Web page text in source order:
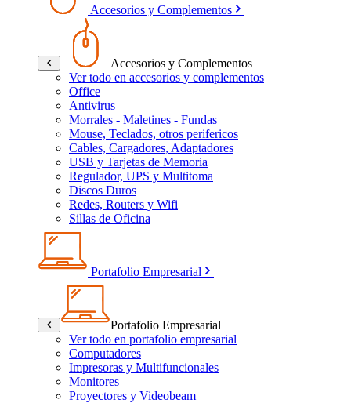
Accesorios y Complementos
Accesorios y Complementos
Ver todo en accesorios y complementos
Office
Antivirus
Morrales - Maletines - Fundas
Mouse, Teclados, otros perifericos
Cables, Cargadores, Adaptadores
USB y Tarjetas de Memoria
Regulador, UPS y Multitoma
Discos Duros
Redes, Routers y Wifi
Sillas de Oficina
Portafolio Empresarial
Portafolio Empresarial
Ver todo en portafolio empresarial
Computadores
Impresoras y Multifuncionales
Monitores
Proyectores y Videobeam